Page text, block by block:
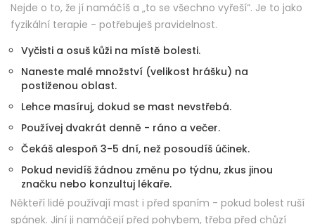
Nejde o to, že jí namáčíš a „to se všechno vyřeší“. Je to jako
fyzikální terapie - potřebuješ pravidelnost.
Vyčisti a osuš kůži na místě bolesti.
Naneste malé množství (velikost hrášku) na
postiženou oblast.
Lehce masíruj, dokud se mast nevstřebá.
Používej dvakrát denně - ráno a večer.
Čekáš alespoň 3-5 dní, než posoudíš účinek.
Pokud nevidíš žádnou změnu po týdnu, zkus jinou
značku nebo konzultuj lékaře.
Někteří lidé používají mast i před spaním - pokud bolest ruší
spánek. Jiní ji namáčejí před pohybem, třeba před chůzí